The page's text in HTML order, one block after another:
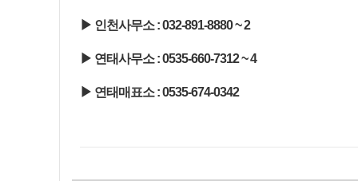
▶ 인천사무소: 032-891-8880 ~ 2
▶ 연태사무소: 0535-660-7312 ~ 4
▶ 연태매표소: 0535-674-0342